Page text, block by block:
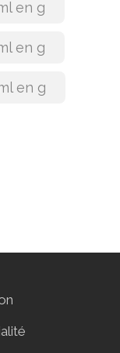
en g
en g
en g